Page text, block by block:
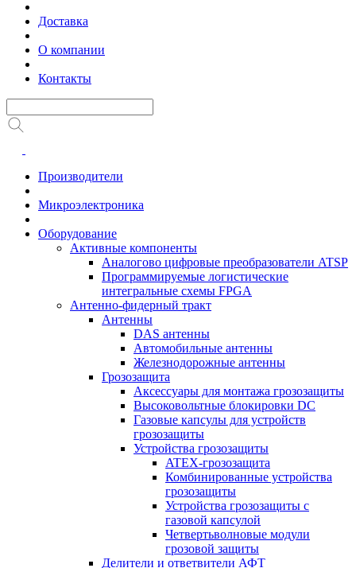
Доставка
О компании
Контакты
Производители
Микроэлектроника
Оборудование
Активные компоненты
Аналогово цифровые преобразователи ATSP
Программируемые логистические
интегральные схемы FPGA
Антенно-фидерный тракт
Антенны
DAS антенны
Автомобильные антенны
Железнодорожные антенны
Грозозащита
Аксессуары для монтажа грозозащиты
Высоковольтные блокировки DC
Газовые капсулы для устройств
грозозащиты
Устройства грозозащиты
ATEX-грозозащита
Комбинированные устройства
грозозащиты
Устройства грозозащиты с
газовой капсулой
Четвертьволновые модули
грозовой защиты
Делители и ответвители АФТ